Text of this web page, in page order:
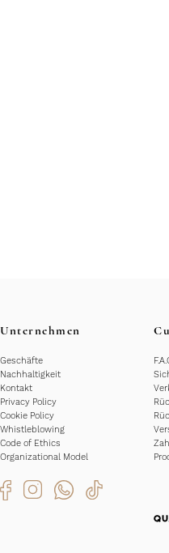
Unternehmen
Geschäfte
Nachhaltigkeit
Kontakt
Privacy Policy
Cookie Policy
Whistleblowing
Code of Ethics
Organizational Model